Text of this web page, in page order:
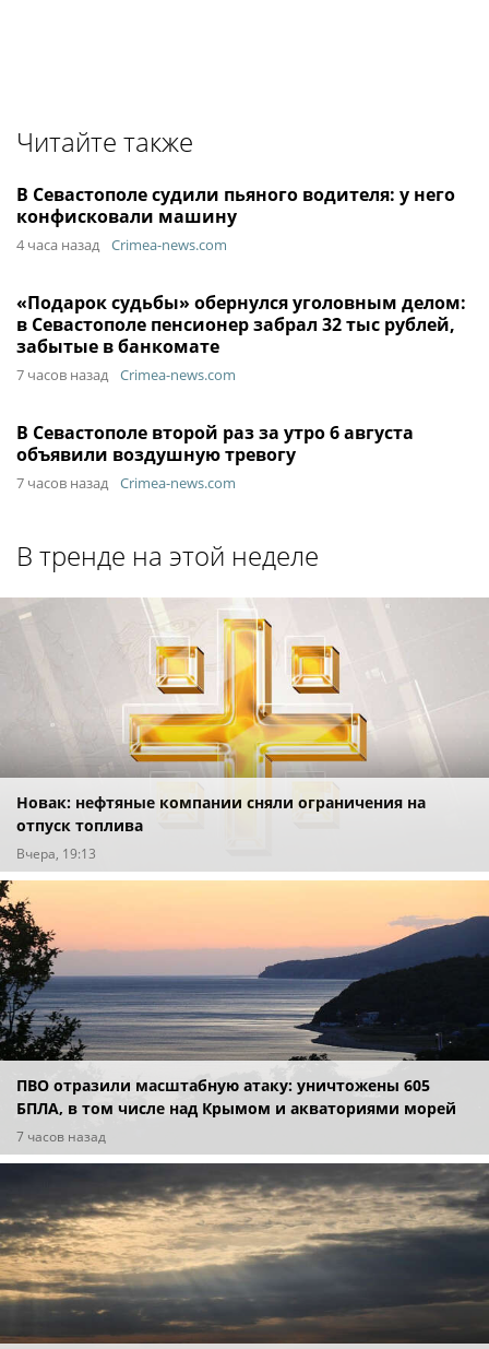
Читайте также
В Севастополе судили пьяного водителя: у него
конфисковали машину
4 часа назад Crimea-news.com
«Подарок судьбы» обернулся уголовным делом:
в Севастополе пенсионер забрал 32 тыс рублей,
забытые в банкомате
7 часов назад Crimea-news.com
В Севастополе второй раз за утро 6 августа
объявили воздушную тревогу
7 часов назад Crimea-news.com
В тренде на этой неделе
Новак: нефтяные компании сняли ограничения на
отпуск топлива
Вчера, 19:13
ПВО отразили масштабную атаку: уничтожены 605
БПЛА, в том числе над Крымом и акваториями морей
7 часов назад